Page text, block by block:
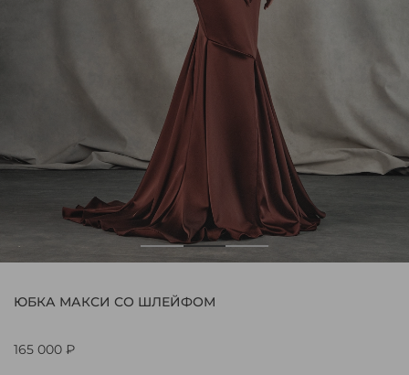
ЮБКА МАКСИ СО ШЛЕЙФОМ
165 000 ₽